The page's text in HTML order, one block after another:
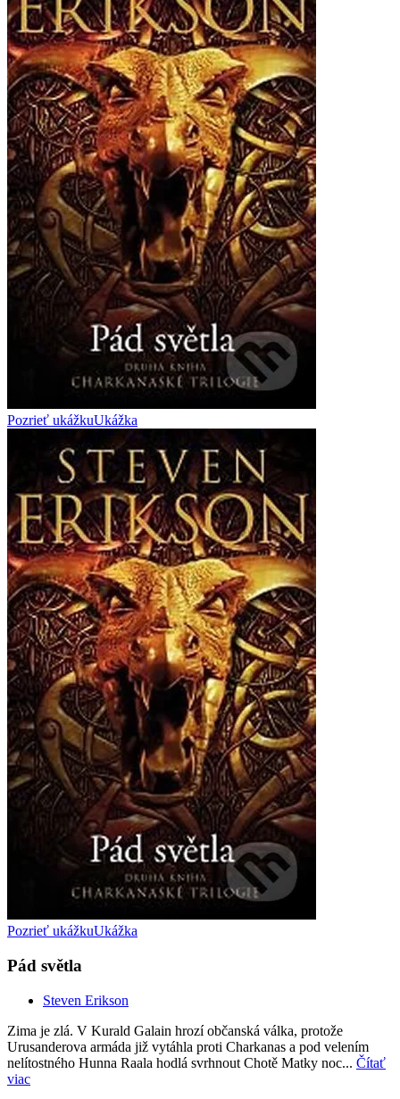
Pozrieť ukážkuUkážka
Pozrieť ukážkuUkážka
Pád světla
Steven Erikson
Zima je zlá. V Kurald Galain hrozí občanská válka, protože
Urusanderova armáda již vytáhla proti Charkanas a pod velením
nelítostného Hunna Raala hodlá svrhnout Chotě Matky noc... Čítať
viac